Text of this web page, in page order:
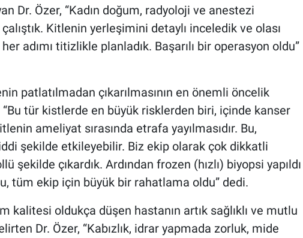
Dr. Özer, “Kadın doğum, radyoloji ve anestezi
Kitlenin yerleşimini detaylı inceledik ve olası
adımı titizlikle planladık. Başarılı bir operasyon oldu”
patlatılmadan çıkarılmasının en önemli öncelik
tür kistlerde en büyük risklerden biri, içinde kanser
ameliyat sırasında etrafa yayılmasıdır. Bu,
şekilde etkileyebilir. Biz ekip olarak çok dikkatli
şekilde çıkardık. Ardından frozen (hızlı) biyopsi yapıldı
tüm ekip için büyük bir rahatlama oldu” dedi.
kalitesi oldukça düşen hastanın artık sağlıklı ve mutlu
Dr. Özer, “Kabızlık, idrar yapmada zorluk, mide